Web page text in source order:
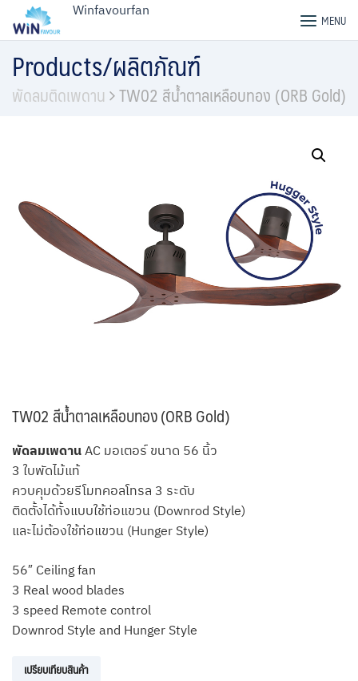
Winfavourfan
MENU
Products/ผลิตภัณฑ์
พัดลมติดเพดาน TW02 สีน้ำตาลเหลือบทอง (ORB Gold)
TW02 สีน้ำตาลเหลือบทอง (ORB Gold)
พัดลมเพดาน AC มอเตอร์ ขนาด 56 นิ้ว
3 ใบพัดไม้แท้
ควบคุมด้วยรีโมทคอลโทรล 3 ระดับ
ติดตั้งได้ทั้งแบบใช้ท่อแขวน (Downrod Style)
และไม่ต้องใช้ท่อแขวน (Hunger Style)
56″ Ceiling fan
3 Real wood blades
3 speed Remote control
Downrod Style and Hunger Style
เปรียบเทียบสินค้า